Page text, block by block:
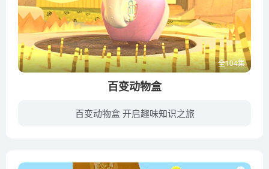
全104集
百变动物盒
百变动物盒 开启趣味知识之旅